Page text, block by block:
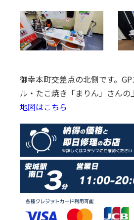
御幸本町交差点の北側です。
ル・たこ焼き「まりん」さんの
地図はこちら